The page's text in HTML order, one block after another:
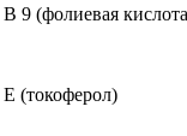
В 9 (фолиевая
E (токоферол)